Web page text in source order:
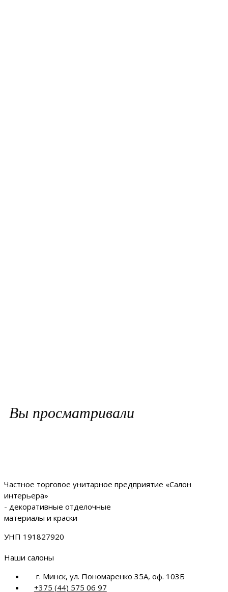
Вы просматривали
Частное торговое унитарное предприятие «Салон
интерьера»
- декоративные отделочные
материалы и краски
УНП 191827920
Наши салоны
г. Минск, ул. Пономаренко 35А, оф. 103Б
+375 (44) 575 06 97